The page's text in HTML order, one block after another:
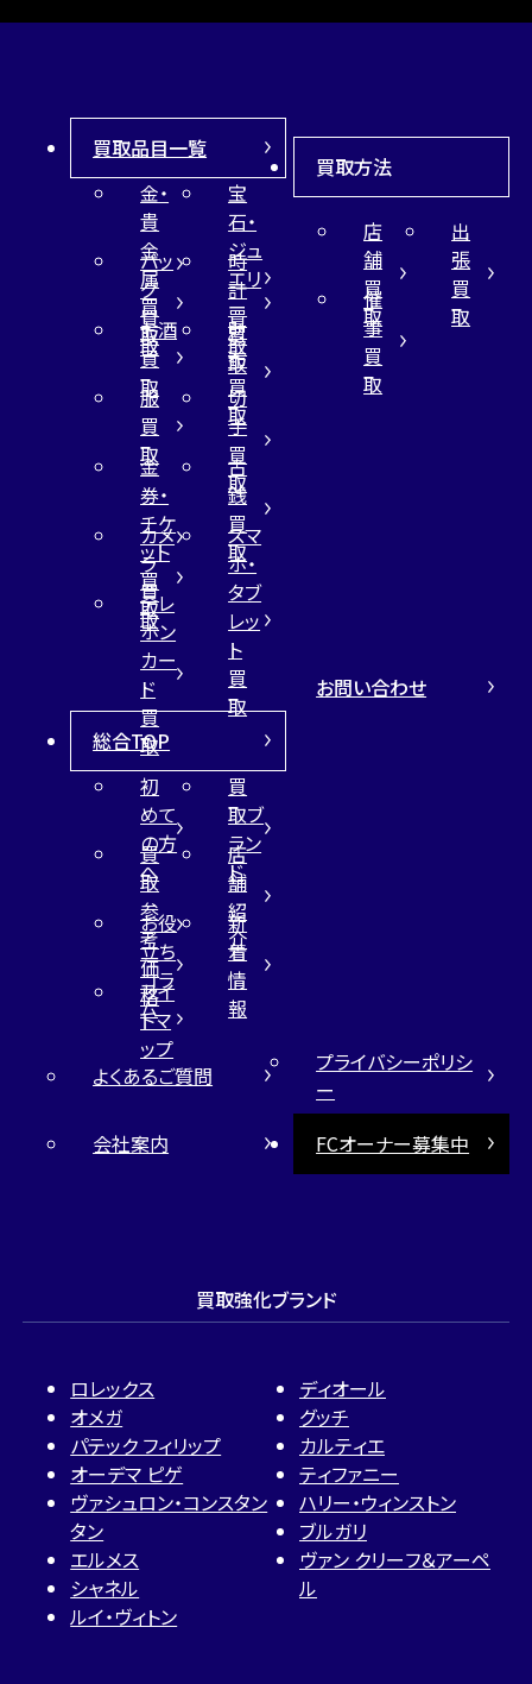
買取品目一覧
金・
貴
金
属
買
取
宝
石・
ジュ
エリ
ー
買
取
バッ
グ
買
取
時
計
買
取
お酒
買
取
財
布
買
取
服
買
取
切
手
買
取
金
券・
チケ
ット
買
取
古
銭
買
取
カメ
ラ
買
取
スマ
ホ・
タブ
レッ
ト
買
取
テレ
ホン
カー
ド
買
取
買取方法
店
舗
買
取
出
張
買
取
催
事
買
取
総合TOP
初
めて
の方
へ
買
取ブ
ラン
ド
買
取
参
考
価
格
店
舗
紹
介
お役
立ち
コラ
ム
新
着
情
報
サイ
トマ
ップ
お問い合わせ
よくあるご質問
プライバシーポリシ
ー
会社案内
FCオーナー募集中
買取強化ブランド
ロレックス
オメガ
パテック フィリップ
オーデマ ピゲ
ヴァシュロン・コンスタン
タン
エルメス
シャネル
ルイ・ヴィトン
ディオール
グッチ
カルティエ
ティファニー
ハリー・ウィンストン
ブルガリ
ヴァン クリーフ＆アーペ
ル